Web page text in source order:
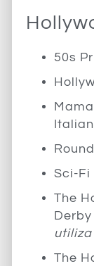
50s
Sci-Fi
The
Derby
The